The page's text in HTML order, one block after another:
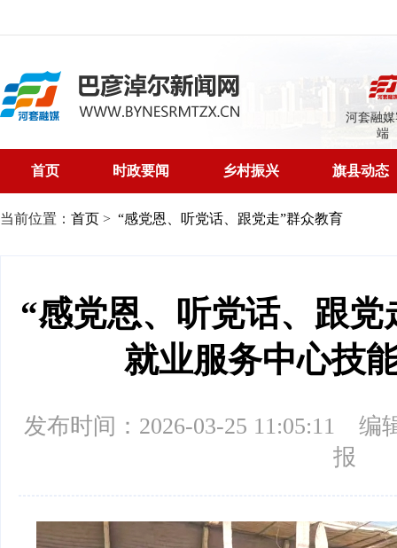
河套融
端
首页 时政要闻 乡村振兴 旗县动态
当前位置： 首页 > “感党恩、听党话、跟党走”群众教育
“感党恩、听党话、跟
就业服务中心技
发布时间：2026-03-25 11:05:11
编
报